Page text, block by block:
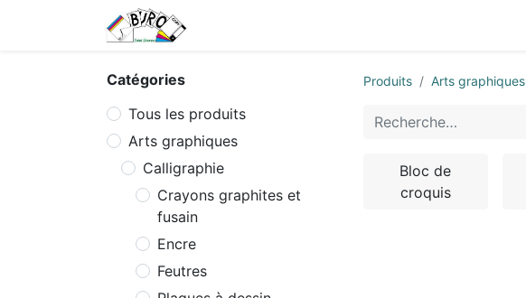
Catégories
Tous les produits
Arts graphiques
Calligraphie
Crayons graphites et
fusain
Encre
Feutres
Produits Arts graphiques
Bloc de
croquis